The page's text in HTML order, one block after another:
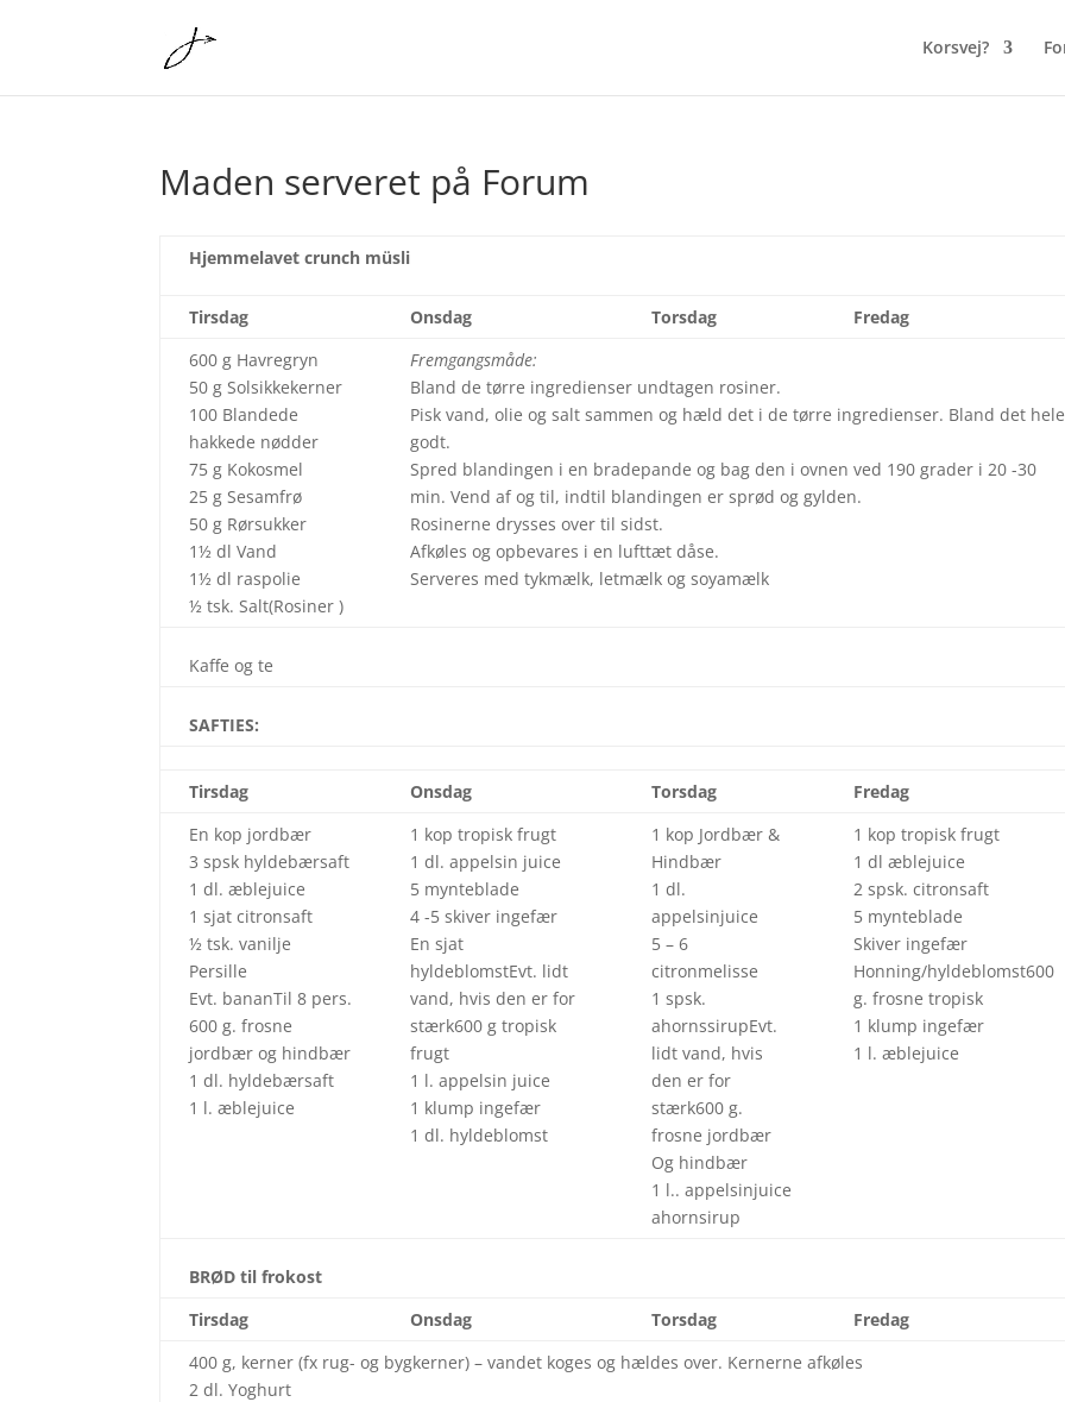
Korsvej?
Maden serveret på Forum
Hjemmelavet crunch müsli
Tirsdag Onsdag Torsdag
Fredag
600 g Havregryn
50 g Solsikkekerner
100 Blandede
hakkede nødder
75 g Kokosmel
25 g Sesamfrø
50 g Rørsukker
1½ dl Vand
1½ dl raspolie
½ tsk. Salt(Rosiner )
Fremgangsmåde:
Bland de tørre ingredienser undtagen rosiner.
Pisk vand, olie og salt sammen og hæld det i de tørre ingredienser. Bland det hele
godt.
Spred blandingen i en bradepande og bag den i ovnen ved 190 grader i 20 -30
min. Vend af og til, indtil blandingen er sprød og gylden.
Rosinerne drysses over til sidst.
Afkøles og opbevares i en lufttæt dåse.
Serveres med tykmælk, letmælk og soyamælk
Kaffe og te
SAFTIES:
Tirsdag Onsdag Torsdag
Fredag
En kop jordbær
3 spsk hyldebærsaft
1 dl. æblejuice
1 sjat citronsaft
½ tsk. vanilje
Persille
Evt. bananTil 8 pers.
600 g. frosne
jordbær og hindbær
1 dl. hyldebærsaft
1 l. æblejuice
1 kop tropisk frugt
1 dl. appelsin juice
5 mynteblade
4 -5 skiver ingefær
En sjat
hyldeblomstEvt. lidt
vand, hvis den er for
stærk600 g tropisk
frugt
1 l. appelsin juice
1 klump ingefær
1 dl. hyldeblomst
1 kop Jordbær &
Hindbær
1 dl.
appelsinjuice
5 – 6
citronmelisse
1 spsk.
ahornssirupEvt.
lidt vand, hvis
den er for
stærk600 g.
frosne jordbær
Og hindbær
1 l.. appelsinjuice
ahornsirup
1 kop tropisk frugt
1 dl æblejuice
2 spsk. citronsaft
5 mynteblade
Skiver ingefær
Honning/hyldeblomst600
g. frosne tropisk
1 klump ingefær
1 l. æblejuice
BRØD til frokost
Tirsdag
Onsdag Torsdag
Fredag
400 g, kerner (fx rug- og bygkerner) – vandet koges og hældes over. Kernerne afkøles
2 dl. Yoghurt